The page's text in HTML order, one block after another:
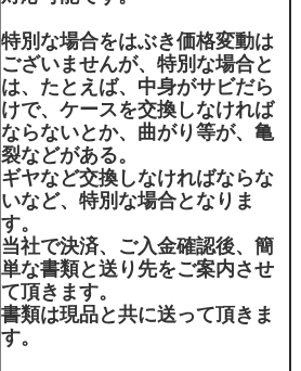
特別な場合をはぶき価格変動は
ございませんが、特別な場合と
は、たとえば、中身がサビだら
けで、ケースを交換しなければ
ならないとか、曲がり等が、亀
裂などがある。
ギヤなど交換しなければならな
いなど、特別な場合となりま
す。
当社で決済、ご入金確認後、簡
単な書類と送り先をご案内させ
て頂きます。
書類は現品と共に送って頂きま
す。